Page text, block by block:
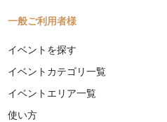
一般ご利用者様
イベントを探す
イベントカテゴリ一覧
イベントエリア一覧
使い方